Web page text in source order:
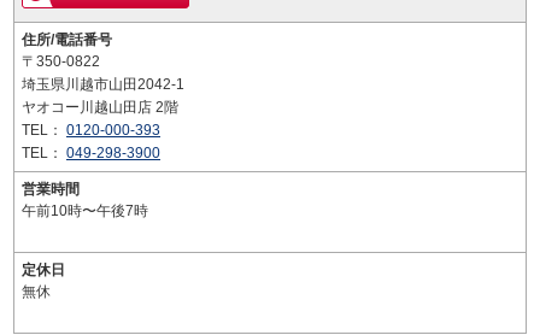
住所/電話番号
〒350-0822
埼玉県川越市山田2042-1
ヤオコー川越山田店 2階
TEL： 0120-000-393
TEL： 049-298-3900
営業時間
午前10時〜午後7時
定休日
無休